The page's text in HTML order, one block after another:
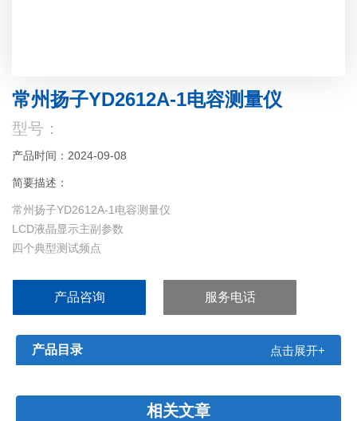
常州扬子YD2612A-1电容测量仪
型号：
产品时间：2024-09-08
简要描述：
常州扬子YD2612A-1电容测量仪
LCD液晶显示主副参数
四个典型测试频点
四档分选，拨码盘直接设定参数
产品咨询 服务电话
产品目录 点击展开+
相关文章